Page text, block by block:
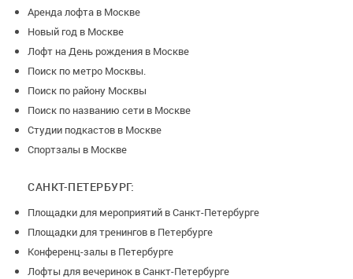
Аренда лофта в Москве
Новый год в Москве
Лофт на День рождения в Москве
Поиск по метро Москвы.
Поиск по району Москвы
Поиск по названию сети в Москве
Студии подкастов в Москве
Спортзалы в Москве
САНКТ-ПЕТЕРБУРГ:
Площадки для мероприятий в Санкт-Петербурге
Площадки для тренингов в Петербурге
Конференц-залы в Петербурге
Лофты для вечеринок в Санкт-Петербурге